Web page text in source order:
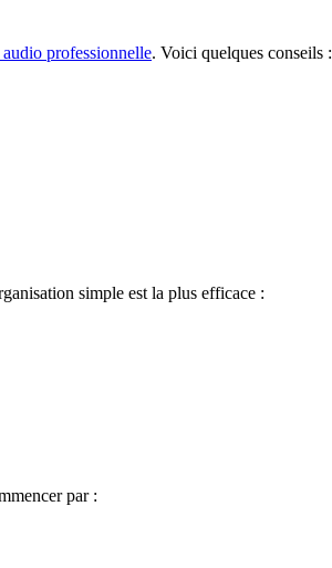
professionnelle. Voici quelques conseils :
simple est la plus efficace :
par :